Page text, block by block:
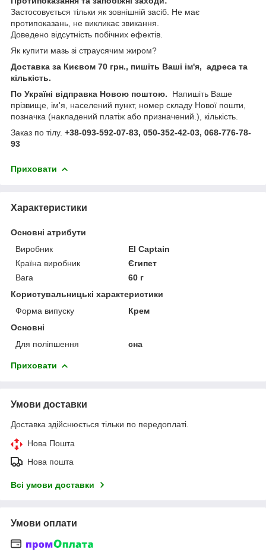
Застосовується тільки як зовнішній засіб. Не має
протипоказань, не викликає звикання.
Доведено відсутність побічних ефектів.
Як купити мазь зі страусячим жиром?
Доставка за Києвом 70 грн., пишіть Ваші ім'я, адреса та
кількість.
По Україні відправка Новою поштою. Напишіть Ваше
прізвище, ім'я, населений пункт, номер складу Нової пошти,
позначка (накладений платіж або призначений.), кількість.
Заказ по тілу. +38-093-592-07-83, 050-352-42-03, 068-776-78-
93
Приховати
Характеристики
Основні атрибути
Виробник
El Captain
Країна виробник
Єгипет
Вага
60 г
Користувальницькі характеристики
Форма випуску
Крем
Основні
Для поліпшення
сна
Приховати
Умови доставки
Доставка здійснюється тільки по передоплаті.
Нова Пошта
Нова пошта
Всі умови доставки
Умови оплати